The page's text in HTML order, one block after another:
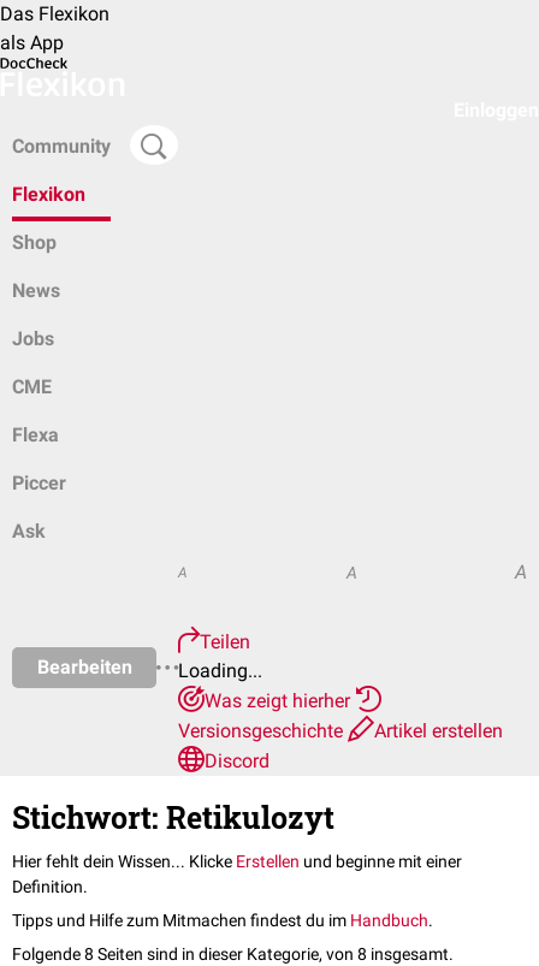
Das Flexikon
als App
Community
Flexikon
Shop
News
Jobs
CME
Flexa
Piccer
Ask
Bearbeiten
A A A
Teilen
Loading...
Was zeigt hierher
Versionsgeschichte
Artikel erstellen
Discord
Stichwort: Retikulozyt
Hier fehlt dein Wissen... Klicke Erstellen und beginne mit einer
Definition.
Tipps und Hilfe zum Mitmachen findest du im Handbuch.
Folgende 8 Seiten sind in dieser Kategorie, von 8 insgesamt.